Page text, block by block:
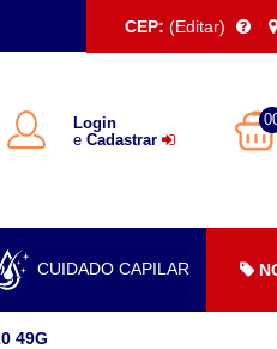
CEP: (Editar)
Login
e Cadastrar
CUIDADO CAPILAR
49G